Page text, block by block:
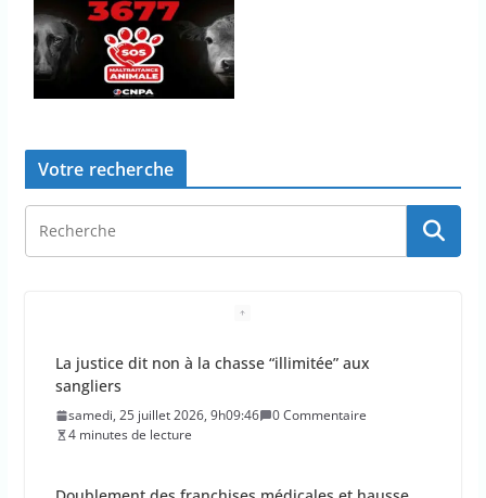
Votre recherche
La justice dit non à la chasse “illimitée” aux
sangliers
samedi, 25 juillet 2026, 9h09:46
0 Commentaire
4 minutes de lecture